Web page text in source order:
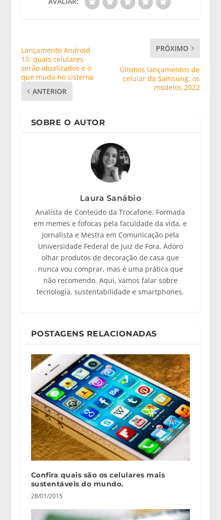
Lançamento Android
13: quais celulares
serão atualizados e o
que muda no sistema
ANTERIOR
PRÓXIMO
Últimos lançamentos de
celular da Samsung: os
modelos 2022
SOBRE O AUTOR
Laura Sanábio
Analista de Conteúdo da Trocafone. Formada
em memes e fofocas pela faculdade da vida, e
Jornalista e Mestra em Comunicação pela
Universidade Federal de Juiz de Fora. Adoro
olhar produtos de decoração de casa que
nunca vou comprar, mas é uma prática que
não recomendo. Aqui, vamos falar sobre
tecnologia, sustentabilidade e smartphones.
POSTAGENS RELACIONADAS
Confira quais são os celulares mais
sustentáveis do mundo.
28/01/2015